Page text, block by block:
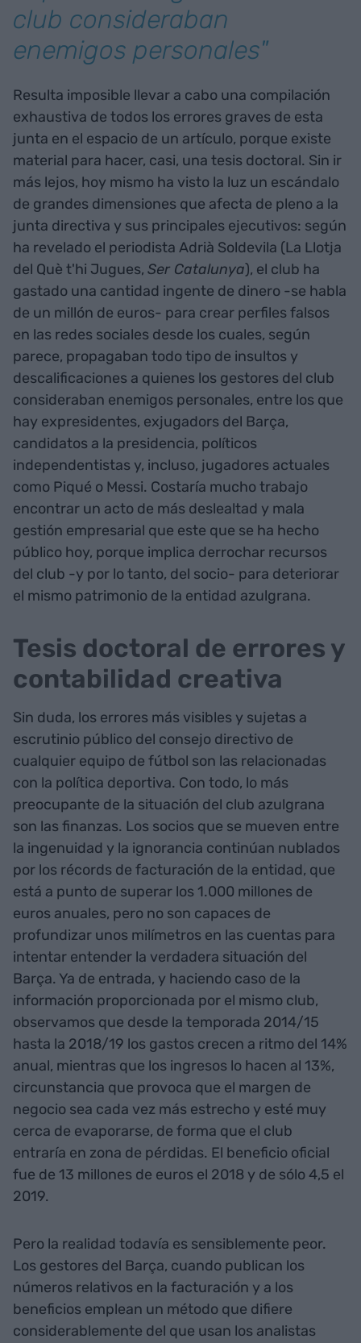
club consideraban
enemigos personales"
Resulta imposible llevar a cabo una compilación
exhaustiva de todos los errores graves de esta
junta en el espacio de un artículo, porque existe
material para hacer, casi, una tesis doctoral. Sin ir
más lejos, hoy mismo ha visto la luz un escándalo
de grandes dimensiones que afecta de pleno a la
junta directiva y sus principales ejecutivos: según
ha revelado el periodista Adrià Soldevila (La Llotja
del Què t'hi Jugues, Ser Catalunya), el club ha
gastado una cantidad ingente de dinero -se habla
de un millón de euros- para crear perfiles falsos
en las redes sociales desde los cuales, según
parece, propagaban todo tipo de insultos y
descalificaciones a quienes los gestores del club
consideraban enemigos personales, entre los que
hay expresidentes, exjugadors del Barça,
candidatos a la presidencia, políticos
independentistas y, incluso, jugadores actuales
como Piqué o Messi. Costaría mucho trabajo
encontrar un acto de más deslealtad y mala
gestión empresarial que este que se ha hecho
público hoy, porque implica derrochar recursos
del club -y por lo tanto, del socio- para deteriorar
el mismo patrimonio de la entidad azulgrana.
Tesis doctoral de errores y
contabilidad creativa
Sin duda, los errores más visibles y sujetas a
escrutinio público del consejo directivo de
cualquier equipo de fútbol son las relacionadas
con la política deportiva. Con todo, lo más
preocupante de la situación del club azulgrana
son las finanzas. Los socios que se mueven entre
la ingenuidad y la ignorancia continúan nublados
por los récords de facturación de la entidad, que
está a punto de superar los 1.000 millones de
euros anuales, pero no son capaces de
profundizar unos milímetros en las cuentas para
intentar entender la verdadera situación del
Barça. Ya de entrada, y haciendo caso de la
información proporcionada por el mismo club,
observamos que desde la temporada 2014/15
hasta la 2018/19 los gastos crecen a ritmo del 14%
anual, mientras que los ingresos lo hacen al 13%,
circunstancia que provoca que el margen de
negocio sea cada vez más estrecho y esté muy
cerca de evaporarse, de forma que el club
entraría en zona de pérdidas. El beneficio oficial
fue de 13 millones de euros el 2018 y de sólo 4,5 el
2019.
Pero la realidad todavía es sensiblemente peor.
Los gestores del Barça, cuando publican los
números relativos en la facturación y a los
beneficios emplean un método que difiere
considerablemente del que usan los analistas